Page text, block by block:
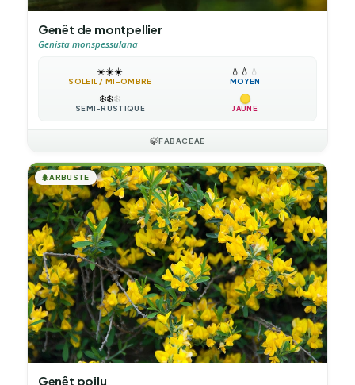
Genêt de montpellier
Genista monspessulana
☀️☀️☀️
SOLEIL / MI-OMBRE
💧 💧 💧
MOYEN
❄️❄️❄️
SEMI-RUSTIQUE JAUNE
🍃FABACEAE
🌲ARBUSTE
Genêt poilu